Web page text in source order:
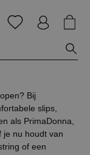
Bij
slips,
als PrimaDonna,
je nu houdt van
of een